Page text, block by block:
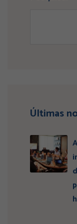
Últimas